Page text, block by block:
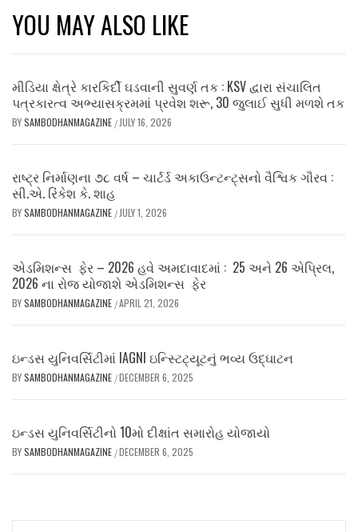
YOU MAY ALSO LIKE
મીડિયા ક્ષેત્રે કારકિર્દી ઘડવાની સુવર્ણ તક : KSV દ્વારા સંચાલિત
પત્રકારત્વ અભ્યાસક્રમમાં પ્રવેશ શરૂ, 30 જુલાઈ સુધી મળશે તક
BYSAMBODHANMAGAZINE /JULY 16, 2026
રાષ્ટ્ર નિર્માણના ૭૮ વર્ષ – ચાર્ટર્ડ અકાઉન્ટન્ટ્સનો વૈશ્વિક ગૌરવ :
સી.એ. રિંકેશ કે. શાહ
BYSAMBODHANMAGAZINE /JULY 1, 2026
એડમિશન્સ ફેર – 2026 હવે અમદાવાદમાં : 25 અને 26 એપ્રિલ,
2026 ના રોજ યોજાશે એડમિશન્સ ફેર
BYSAMBODHANMAGAZINE /APRIL 21, 2026
ઇન્ડસ યુનિવર્સિટીમાં IAGNI ઇન્સ્ટિટ્યૂટનું ભવ્ય ઉદ્ઘાટન
BYSAMBODHANMAGAZINE /DECEMBER 6, 2025
ઇન્ડસ યુનિવર્સિટીનો 10મો દીક્ષાંત સમારોહ યોજાયો
BYSAMBODHANMAGAZINE /DECEMBER 6, 2025